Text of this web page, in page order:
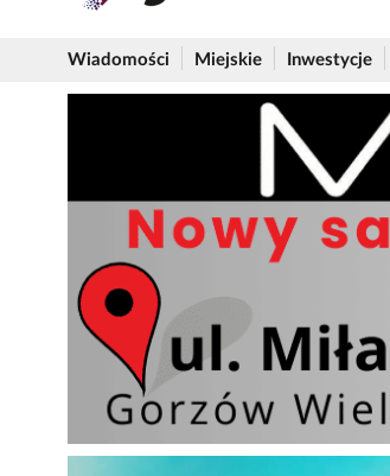
Wiadomości Miejskie Inwestycje